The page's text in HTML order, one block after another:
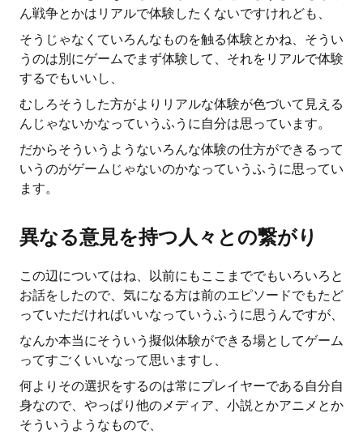
ん戦争とかはリアルで体験したくないですけれども、
そうじゃなくていろんなものを触る体験とかね、そうい
うのは別にゲームでまず体験して、それをリアルで体験
するでもいいし、
むしろそうした方がよりリアルな体験が色づいて見える
んじゃないかなっていうふうに自分は思っています。
だからそういうようないろんな体験の仕方ができるって
いうのがゲームじゃないのかなっていうふうに思ってい
ます。
異なる意見を持つ人々との繋がり
この辺についてはね、以前にもここまででもいろいろと
お話をしたので、気になる方は前のエピソードでもたど
っていただければいいなっていうふうに思うんですが、
なんか本当にそういう擬似体験ができる場としてゲーム
ってすごくいいなって思いますし、
何よりその選択をするのは常にプレイヤーである自分自
身なので、やっぱり他のメディア、小説とかアニメとか
そういうようなもので、